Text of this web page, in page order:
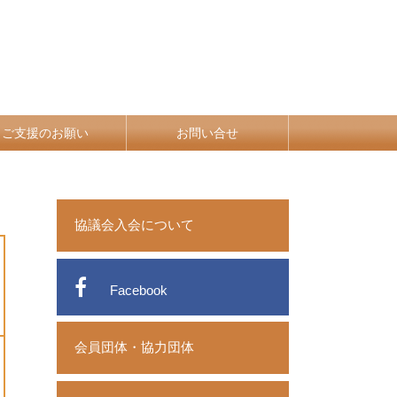
ご支援のお願い お問い合せ
協議会入会について
Facebook
会員団体・協力団体